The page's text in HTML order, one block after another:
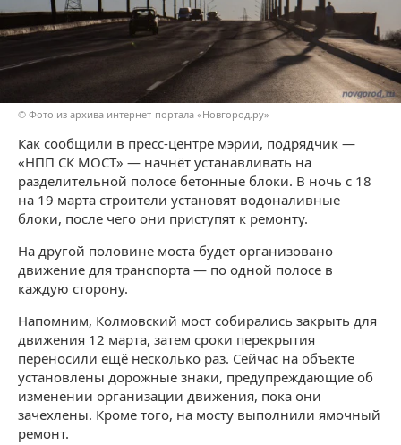
© Фото из архива интернет-портала «Новгород.ру»
Как сообщили в пресс-центре мэрии, подрядчик —
«НПП СК МОСТ» — начнёт устанавливать на
разделительной полосе бетонные блоки. В ночь с 18
на 19 марта строители установят водоналивные
блоки, после чего они приступят к ремонту.
На другой половине моста будет организовано
движение для транспорта — по одной полосе в
каждую сторону.
Напомним, Колмовский мост собирались закрыть для
движения 12 марта, затем сроки перекрытия
переносили ещё несколько раз. Сейчас на объекте
установлены дорожные знаки, предупреждающие об
изменении организации движения, пока они
зачехлены. Кроме того, на мосту выполнили ямочный
ремонт.